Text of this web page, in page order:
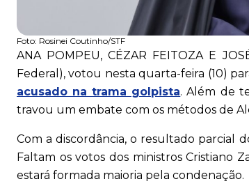
Foto: Rosinei Coutinho/STF
ANA POMPEU, CÉZAR FEITOZA E
Federal), votou nesta quarta-feira (10)
acusado na trama golpista. Além de
travou um embate com os métodos de
Com a discordância, o resultado parcial
Faltam os votos dos ministros Cristiano
estará formada maioria pela condenação.